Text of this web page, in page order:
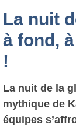
La nuit
à fond,
!
La nuit de la
mythique de
équipes